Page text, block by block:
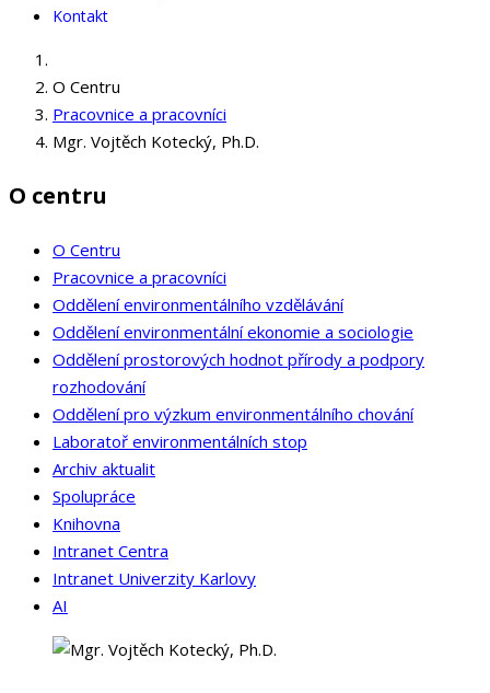
Kontakt
O Centru
Pracovnice a pracovníci
Mgr. Vojtěch Kotecký, Ph.D.
O centru
O Centru
Pracovnice a pracovníci
Oddělení environmentálního vzdělávání
Oddělení environmentální ekonomie a sociologie
Oddělení prostorových hodnot přírody a podpory
rozhodování
Oddělení pro výzkum environmentálního chování
Laboratoř environmentálních stop
Archiv aktualit
Spolupráce
Knihovna
Intranet Centra
Intranet Univerzity Karlovy
AI